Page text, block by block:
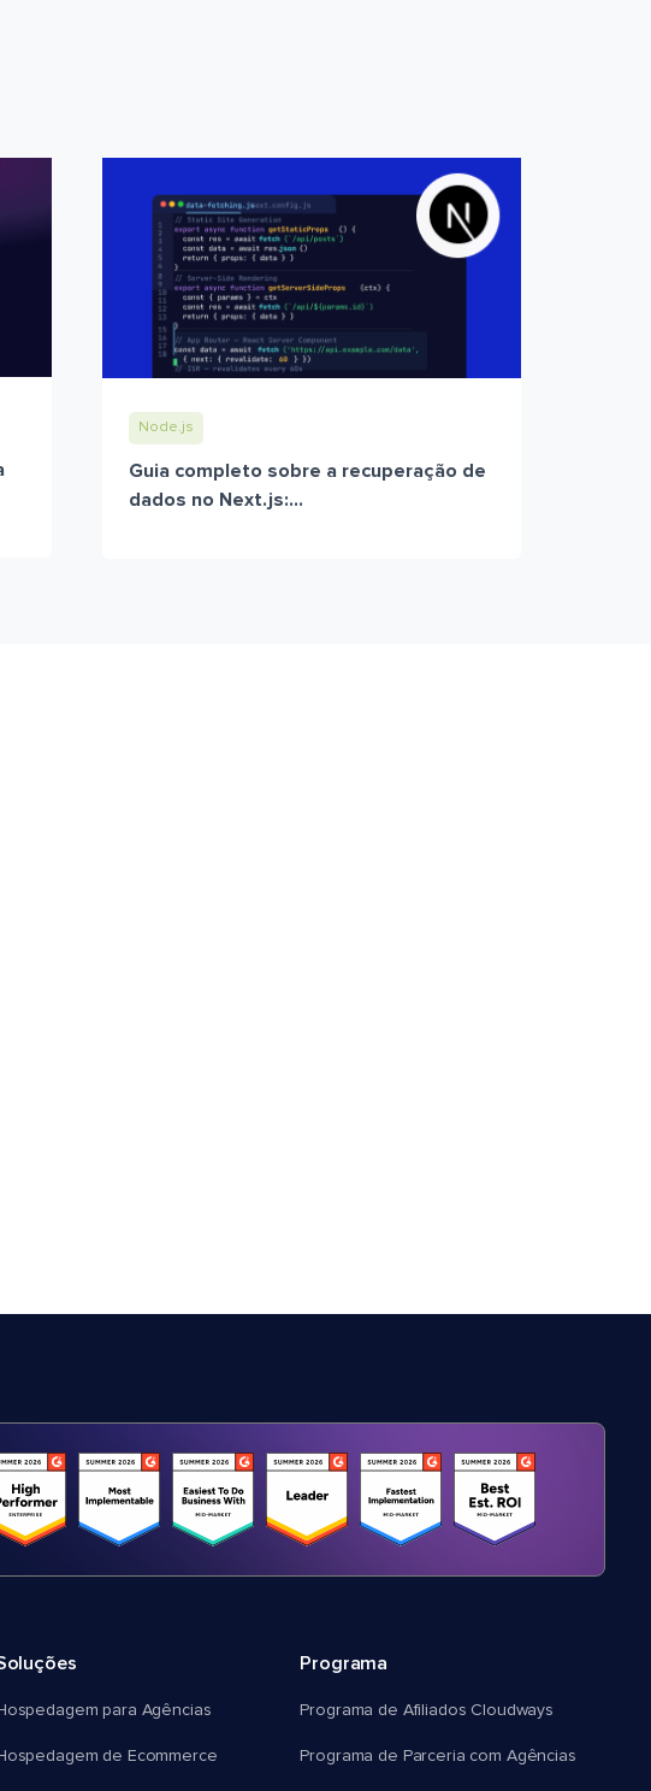
Node.js
Guia completo sobre a recuperação de
dados no Next.js:...
para Agências
de Ecommerce
Programa
Programa de Afiliados Cloudways
Programa de Parceria com Agências